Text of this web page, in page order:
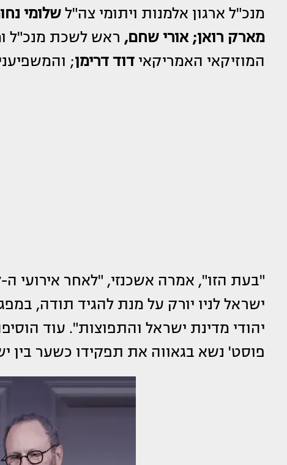
מנכ"ל ארגון אלמנות ויתומי צה"לשלומי
מארק רואן; אורי שחם, ראש לשכת מנכ"ל
המוזיקאי האמריקאידוד דרימן;
ישראל לניו יורק על מנת להגיד תודה,
יהודי מדינת ישראל והתפוצות". עוד
פוסט' נשא בגאווה את תפקידו כשער בין